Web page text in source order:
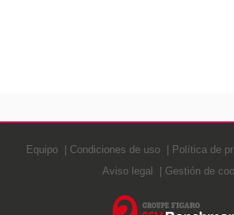
Equipo Condiciones de uso Política de
Aviso legal
Gestión de